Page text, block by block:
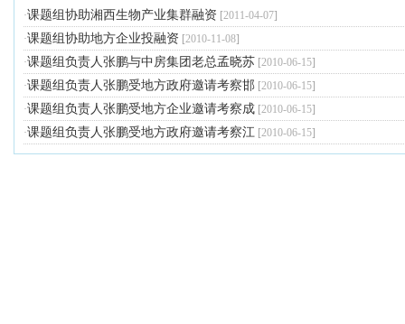
·课题组协助湘西生物产业集群融资 [2011-04-07]
·课题组协助地方企业投融资 [2010-11-08]
·课题组负责人张鹏与中房集团老总孟晓苏 [2010-06-15]
·课题组负责人张鹏受地方政府邀请考察邯 [2010-06-15]
·课题组负责人张鹏受地方企业邀请考察成 [2010-06-15]
·课题组负责人张鹏受地方政府邀请考察江 [2010-06-15]